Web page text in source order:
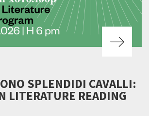
SPLENDIDI CAVALLI:
LITERATURE READING